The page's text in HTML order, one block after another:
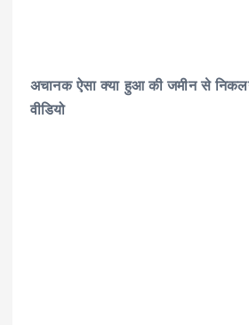
अचानक ऐसा क्या हुआ की जमीन से
वीडियो